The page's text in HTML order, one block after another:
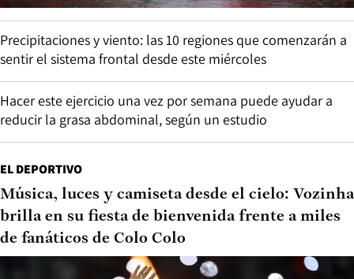
Precipitaciones y viento: las 10 regiones que comenzarán a
sentir el sistema frontal desde este miércoles
Hacer este ejercicio una vez por semana puede ayudar a
reducir la grasa abdominal, según un estudio
EL DEPORTIVO
Música, luces y camiseta desde el cielo: Vozinha
brilla en su fiesta de bienvenida frente a miles
de fanáticos de Colo Colo